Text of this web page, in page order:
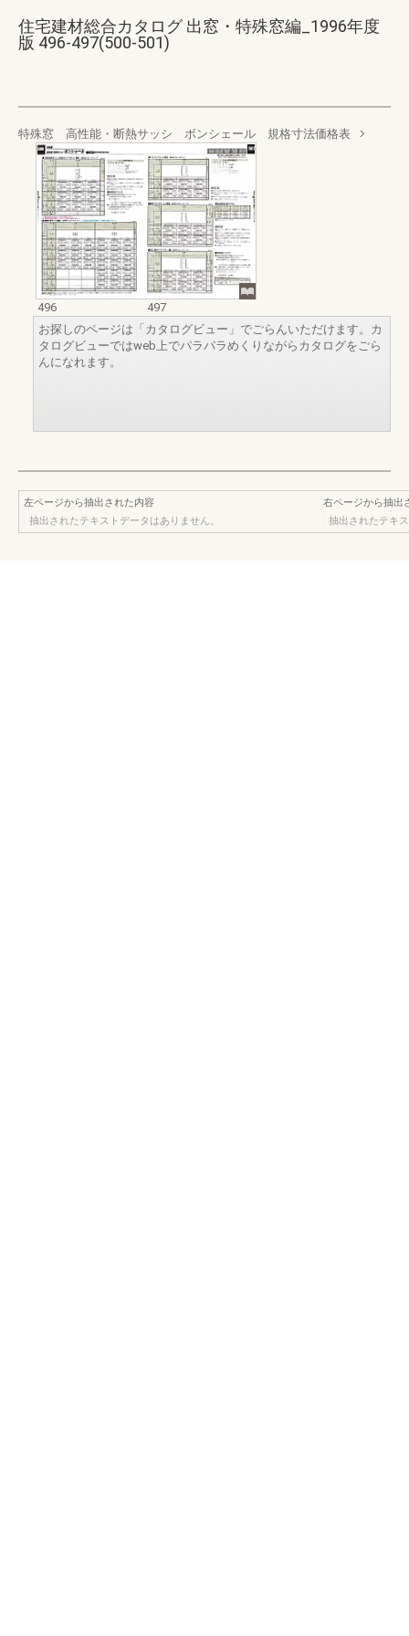
住宅建材総合カタログ 出窓・特殊窓編_1996年度
版 496-497(500-501)
特殊窓 高性能・断熱サッシ ボンシェール 規格寸法価格表
496
497
お探しのページは「カタログビュー」でごらんいただけます。カ
タログビューではweb上でパラパラめくりながらカタログをごら
んになれます。
左ページから抽出された内容
抽出されたテキストデータはありません。
右ページから抽出
抽出されたテキ